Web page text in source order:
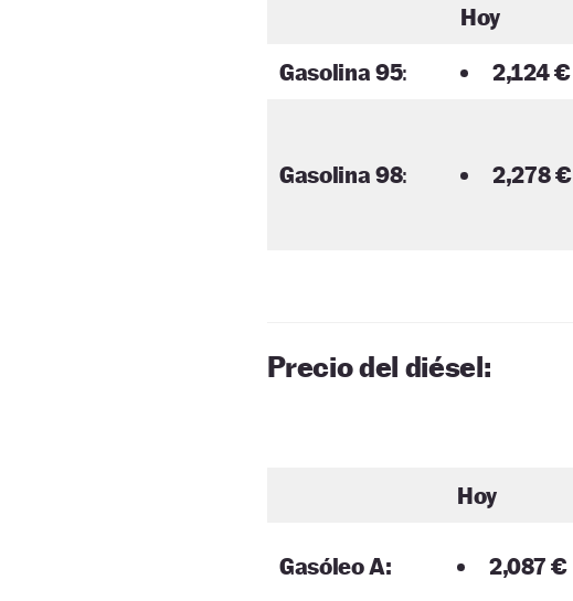
Hoy
Gasolina 95: 2,124 €
Gasolina 98: 2,278 €
Precio del diésel:
Hoy
Gasóleo A: 2,087 €